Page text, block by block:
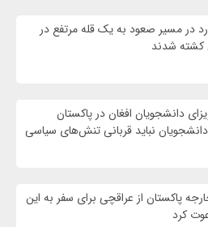
در مسیر صعود به یک قله مرتفع در
کشته شدند
دانشجویان افغان در پاکستان
نباید قربانی تنش‌های سیاسی
پاکستان از عراقچی برای سفر به این
کرد